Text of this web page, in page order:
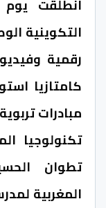
التكوينية
رقمية
كامتازيا
مبادرات
تكنولوجيا
تطوان
المغربية